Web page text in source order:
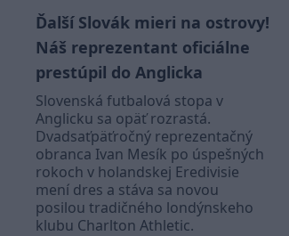
Ďalší Slovák mieri na ostrovy!
Náš reprezentant oficiálne
prestúpil do Anglicka
Slovenská futbalová stopa v
Anglicku sa opäť rozrastá.
Dvadsaťpäťročný reprezentačný
obranca Ivan Mesík po úspešných
rokoch v holandskej Eredivisie
mení dres a stáva sa novou
posilou tradičného londýnskeho
klubu Charlton Athletic.